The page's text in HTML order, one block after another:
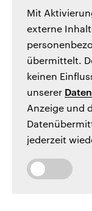
Mit
externe
übermittelt.
keinen
unserer
Anzeige und
jederzeit